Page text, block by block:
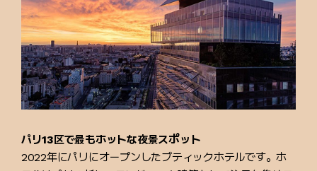
パリ13区で最もホットな夜景スポット
2022年にパリにオープンしたブティックホテルです。ホ